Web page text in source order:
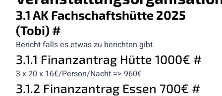
3.1 AK Fachschaftshütte 2025
(Tobi) #
Bericht falls es etwas zu berichten gibt.
3.1.1 Finanzantrag Hütte 1000€ #
3 x 20 x 16€/Person/Nacht => 960€
3.1.2 Finanzantrag Essen 700€ #